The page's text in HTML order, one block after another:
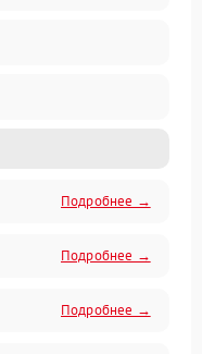
Подробнее →
Подробнее →
Подробнее →